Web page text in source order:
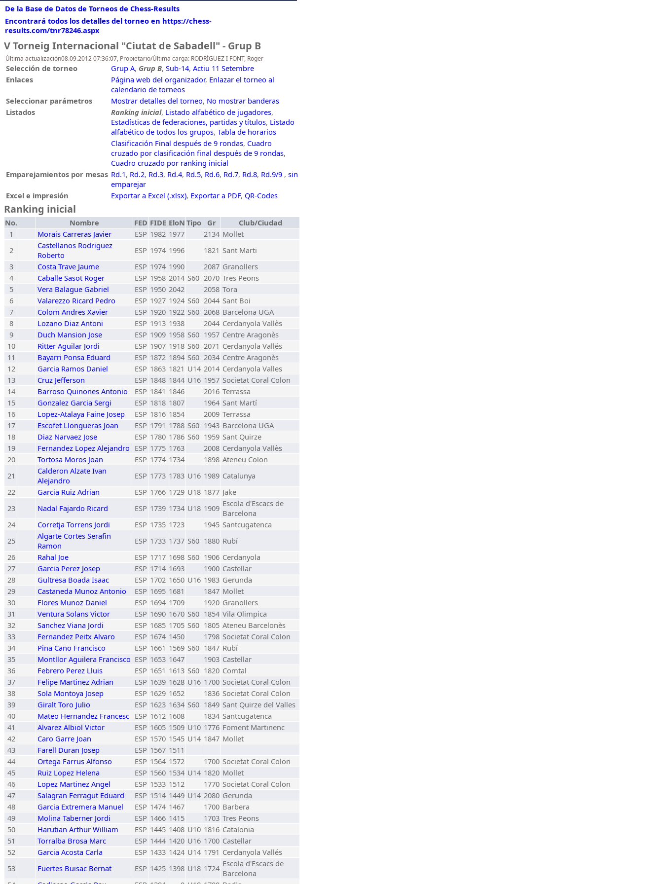
De la Base de Datos de Torneos de Chess-Results
Encontrará todos los detalles del torneo en https://chess-
results.com/tnr78246.aspx
V Torneig Internacional "Ciutat de Sabadell" - Grup B
Última actualización08.09.2012 07:36:07, Propietario/Última carga: RODRÍGUEZ I FONT, Roger
Selección de torneo Grup A, Grup B, Sub-14, Actiu 11 Setembre
Enlaces
Página web del organizador, Enlazar el torneo al
calendario de torneos
Seleccionar parámetros
Mostrar detalles del torneo, No mostrar banderas
Listados
Ranking inicial, Listado alfabético de jugadores,
Estadísticas de federaciones, partidas y títulos, Listado
alfabético de todos los grupos, Tabla de horarios
Clasificación Final después de 9 rondas, Cuadro
cruzado por clasificación final después de 9 rondas,
Cuadro cruzado por ranking inicial
Emparejamientos por mesas Rd.1, Rd.2, Rd.3, Rd.4, Rd.5, Rd.6, Rd.7, Rd.8, Rd.9/9 , sin
emparejar
Excel e impresión
Exportar a Excel (.xlsx), Exportar a PDF, QR-Codes
Ranking inicial
No. Nombre FED FIDE EloN Tipo Gr
Club/Ciudad
1
Morais Carreras Javier ESP 1982 1977 2134 Mollet
2
Castellanos Rodriguez
Roberto
ESP 1974 1996 1821 Sant Marti
3
Costa Trave Jaume ESP 1974 1990 2087 Granollers
4
Caballe Sasot Roger ESP 1958 2014 S60 2070 Tres Peons
5
Vera Balague Gabriel ESP 1950 2042 2058 Tora
6
Valarezzo Ricard Pedro ESP 1927 1924 S60 2044 Sant Boi
7
Colom Andres Xavier ESP 1920 1922 S60 2068 Barcelona UGA
8
Lozano Diaz Antoni ESP 1913 1938 2044 Cerdanyola Vallès
9
Duch Mansion Jose ESP 1909 1958 S60 1957 Centre Aragonès
10
Ritter Aguilar Jordi ESP 1907 1918 S60 2071 Cerdanyola Vallés
11
Bayarri Ponsa Eduard ESP 1872 1894 S60 2034 Centre Aragonès
12
Garcia Ramos Daniel ESP 1863 1821 U14 2014 Cerdanyola Valles
13
Cruz Jefferson ESP 1848 1844 U16 1957 Societat Coral Colon
14
Barroso Quinones Antonio ESP 1841 1846 2016 Terrassa
15
Gonzalez Garcia Sergi ESP 1818 1807 1964 Sant Martí
16
Lopez-Atalaya Faine Josep ESP 1816 1854 2009 Terrassa
17
Escofet Llongueras Joan ESP 1791 1788 S60 1943 Barcelona UGA
18
Diaz Narvaez Jose ESP 1780 1786 S60 1959 Sant Quirze
19
Fernandez Lopez Alejandro ESP 1775 1763 2008 Cerdanyola Vallès
20
Tortosa Moros Joan ESP 1774 1734 1898 Ateneu Colon
21
Calderon Alzate Ivan
Alejandro
ESP 1773 1783 U16 1989 Catalunya
22
Garcia Ruiz Adrian ESP 1766 1729 U18 1877 Jake
23
Nadal Fajardo Ricard ESP 1739 1734 U18 1909 Escola d'Escacs de
Barcelona
24
Corretja Torrens Jordi ESP 1735 1723 1945 Santcugatenca
25
Algarte Cortes Serafin
Ramon
ESP 1733 1737 S60 1880 Rubí
26
Rahal Joe ESP 1717 1698 S60 1906 Cerdanyola
27
Garcia Perez Josep ESP 1714 1693 1900 Castellar
28
Gultresa Boada Isaac ESP 1702 1650 U16 1983 Gerunda
29
Castaneda Munoz Antonio ESP 1695 1681 1847 Mollet
30
Flores Munoz Daniel ESP 1694 1709 1920 Granollers
31
Ventura Solans Victor ESP 1690 1670 S60 1854 Vila Olimpica
32
Sanchez Viana Jordi ESP 1685 1705 S60 1805 Ateneu Barcelonès
33
Fernandez Peitx Alvaro ESP 1674 1450 1798 Societat Coral Colon
34
Pina Cano Francisco ESP 1661 1569 S60 1847 Rubí
35
Montllor Aguilera Francisco ESP 1653 1647 1903 Castellar
36
Febrero Perez Lluis ESP 1651 1613 S60 1820 Comtal
37
Felipe Martinez Adrian ESP 1639 1628 U16 1700 Societat Coral Colon
38
Sola Montoya Josep ESP 1629 1652 1836 Societat Coral Colon
39
Giralt Toro Julio ESP 1623 1634 S60 1849 Sant Quirze del Valles
40
Mateo Hernandez Francesc ESP 1612 1608 1834 Santcugatenca
41
Alvarez Albiol Victor ESP 1605 1509 U10 1776 Foment Martinenc
42
Caro Garre Joan ESP 1570 1545 U14 1847 Mollet
43
Farell Duran Josep ESP 1567 1511
44
Ortega Farrus Alfonso ESP 1564 1572 1700 Societat Coral Colon
45
Ruiz Lopez Helena ESP 1560 1534 U14 1820 Mollet
46
Lopez Martinez Angel ESP 1533 1512 1770 Societat Coral Colon
47
Salagran Ferragut Eduard ESP 1514 1449 U14 2080 Gerunda
48
Garcia Extremera Manuel ESP 1474 1467 1700 Barbera
49
Molina Taberner Jordi ESP 1466 1415 1703 Tres Peons
50
Harutian Arthur William ESP 1445 1408 U10 1816 Catalonia
51
Torralba Brosa Marc ESP 1444 1420 U16 1700 Castellar
52
Garcia Acosta Carla ESP 1433 1424 U14 1791 Cerdanyola Vallés
53
Fuertes Buisac Bernat ESP 1425 1398 U18 1724 Escola d'Escacs de
Barcelona